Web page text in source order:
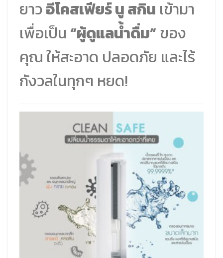
ยาวอีโคสเฟียร์ นู สกิน เข้ามา
เพื่อเป็น “ผู้ดูแลน้ำดื่ม”ของ
คุณ ให้สะอาด ปลอดภัย และไร้
กังวลในทุกๆ หยด!